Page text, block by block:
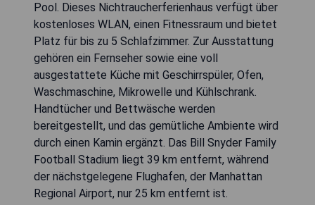
Pool. Dieses Nichtraucherferienhaus verfügt über
kostenloses WLAN, einen Fitnessraum und bietet
Platz für bis zu 5 Schlafzimmer. Zur Ausstattung
gehören ein Fernseher sowie eine voll
ausgestattete Küche mit Geschirrspüler, Ofen,
Waschmaschine, Mikrowelle und Kühlschrank.
Handtücher und Bettwäsche werden
bereitgestellt, und das gemütliche Ambiente wird
durch einen Kamin ergänzt. Das Bill Snyder Family
Football Stadium liegt 39 km entfernt, während
der nächstgelegene Flughafen, der Manhattan
Regional Airport, nur 25 km entfernt ist.